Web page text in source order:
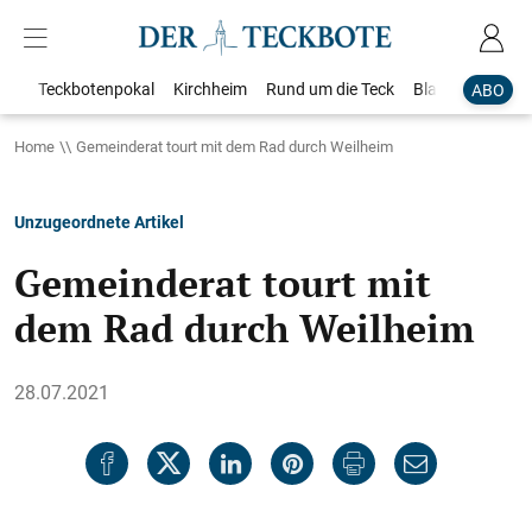
ABO
Teckbotenpokal Kirchheim Rund um die Teck Blaulicht
Home Gemeinderat tourt mit dem Rad durch Weilheim
Unzugeordnete Artikel
Gemeinderat tourt mit
dem Rad durch Weilheim
28.07.2021